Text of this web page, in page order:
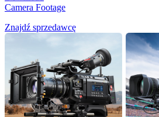
Camera Footage
Znajdź sprzedawcę